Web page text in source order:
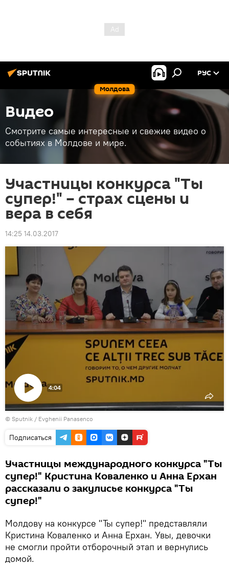
Молдова
РУС
Видео
Смотрите самые интересные и свежие видео о
событиях в Молдове и мире.
Участницы конкурса "Ты
супер!" – страх сцены и
вера в себя
14:25 14.03.2017
Воспроизвести
видео
4:04
© Sputnik / Evghenii Panasenco
Подписаться
Участницы международного конкурса "Ты
супер!" Кристина Коваленко и Анна Ерхан
рассказали о закулисье конкурса "Ты
супер!"
Молдову на конкурсе "Ты супер!" представляли
Кристина Коваленко и Анна Ерхан. Увы, девочки
не смогли пройти отборочный этап и вернулись
домой.